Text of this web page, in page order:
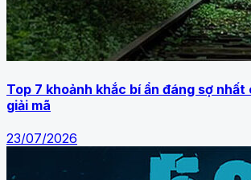
Top 7 khoảnh khắc bí ẩn đáng sợ
giải mã
23/07/2026